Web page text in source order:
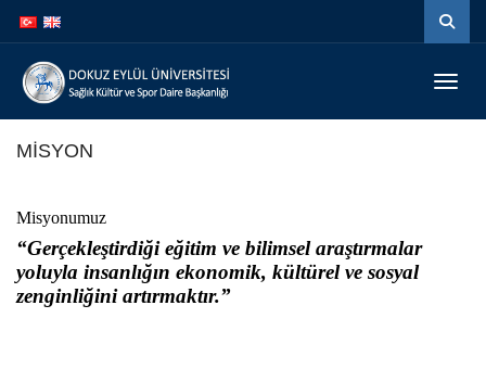
atla
atla
MİSYON
Misyonumuz
“Gerçekleştirdiği eğitim ve bilimsel araştırmalar
yoluyla insanlığın ekonomik, kültürel ve sosyal
zenginliğini artırmaktır.”